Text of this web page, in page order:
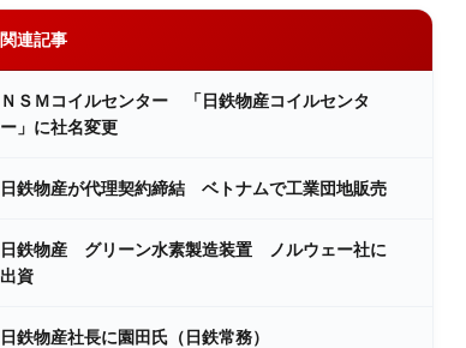
関連記事
ＮＳＭコイルセンター 「日鉄物産コイルセンタ
ー」に社名変更
日鉄物産が代理契約締結 ベトナムで工業団地販売
日鉄物産 グリーン水素製造装置 ノルウェー社に
出資
日鉄物産社長に園田氏（日鉄常務）